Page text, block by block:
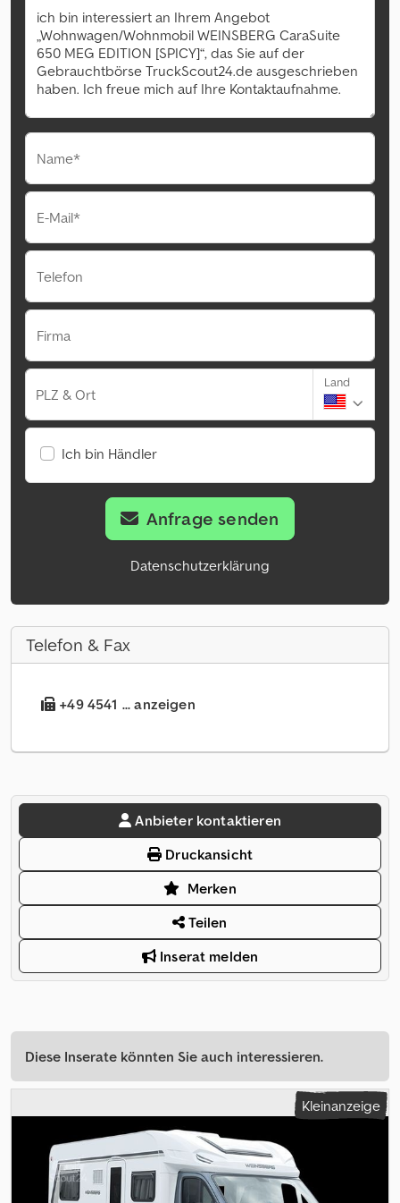
Name*
E-Mail*
Telefon
Firma
PLZ & Ort
Land
Ich bin Händler
Anfrage senden
Datenschutzerklärung
Telefon & Fax
+49 4541 ... anzeigen
Anbieter kontaktieren
Druckansicht
Merken
Teilen
Inserat melden
Diese Inserate könnten Sie auch interessieren.
Kleinanzeige